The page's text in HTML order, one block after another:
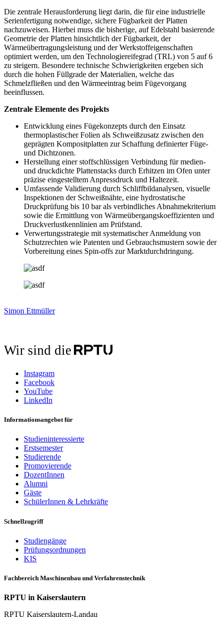
Die zentrale Herausforderung liegt darin, die für eine industrielle
Serienfertigung notwendige, sichere Fügbarkeit der Platten
nachzuweisen. Hierbei muss die bisherige, auf Edelstahl basierende
Geometrie der Platten hinsichtlich der Fügbarkeit, der
Wärmeübertragungsleistung und der Werkstoffeigenschaften
optimiert werden, um den Technologiereifegrad (TRL) von 5 auf 6
zu steigern. Besondere technische Schwierigkeiten ergeben sich
durch die hohen Füllgrade der Materialien, welche das
Schmelzfließen und den Wärmeeintrag beim Fügevorgang
beeinflussen.
Zentrale Elemente des Projekts
Entwicklung eines Fügekonzepts durch den Einsatz
thermoplastischer Folien als Schweißzusatz zwischen den
geprägten Kompositplatten zur Schaffung definierter Füge-
und Dichtzonen.
Herstellung einer stoffschlüssigen Verbindung für medien-
und druckdichte Plattenstacks durch Erhitzen im Ofen unter
präzise eingestelltem Anpressdruck und Haltezeit.
Umfassende Validierung durch Schliffbildanalysen, visuelle
Inspektionen der Schweißnähte, eine hydrostatische
Druckprüfung bis 10 bar als verbindliches Abnahmekriterium
sowie die Ermittlung von Wärmeübergangskoeffizienten und
Druckverlustkennlinien am Prüfstand.
Verwertungsstrategie mit systematischer Anmeldung von
Schutzrechten wie Patenten und Gebrauchsmustern sowie der
Vorbereitung eines Spin-offs zur Marktdurchdringung.
Simon Ettmüller
Wir sind die
Instagram
Facebook
YouTube
LinkedIn
Informationsangebot für
Studieninteressierte
Erstsemester
Studierende
Promovierende
DozentInnen
Alumni
Gäste
SchülerInnen & Lehrkräfte
Schnellzugriff
Studiengänge
Prüfungsordnungen
KIS
Fachbereich Maschinenbau und Verfahrenstechnik
RPTU in Kaiserslautern
RPTU Kaiserslautern-Landau